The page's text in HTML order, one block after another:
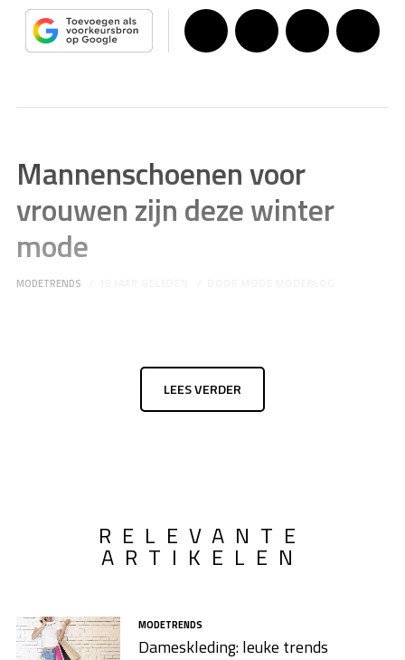
Mannenschoenen voor
vrouwen zijn deze winter
mode
MODETRENDS
LEES VERDER
RELEVANTE
ARTIKELEN
MODETRENDS
Dameskleding: leuke trends